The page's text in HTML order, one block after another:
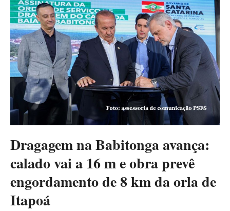
Dragagem na Babitonga avança:
calado vai a 16 m e obra prevê
engordamento de 8 km da orla de
Itapoá